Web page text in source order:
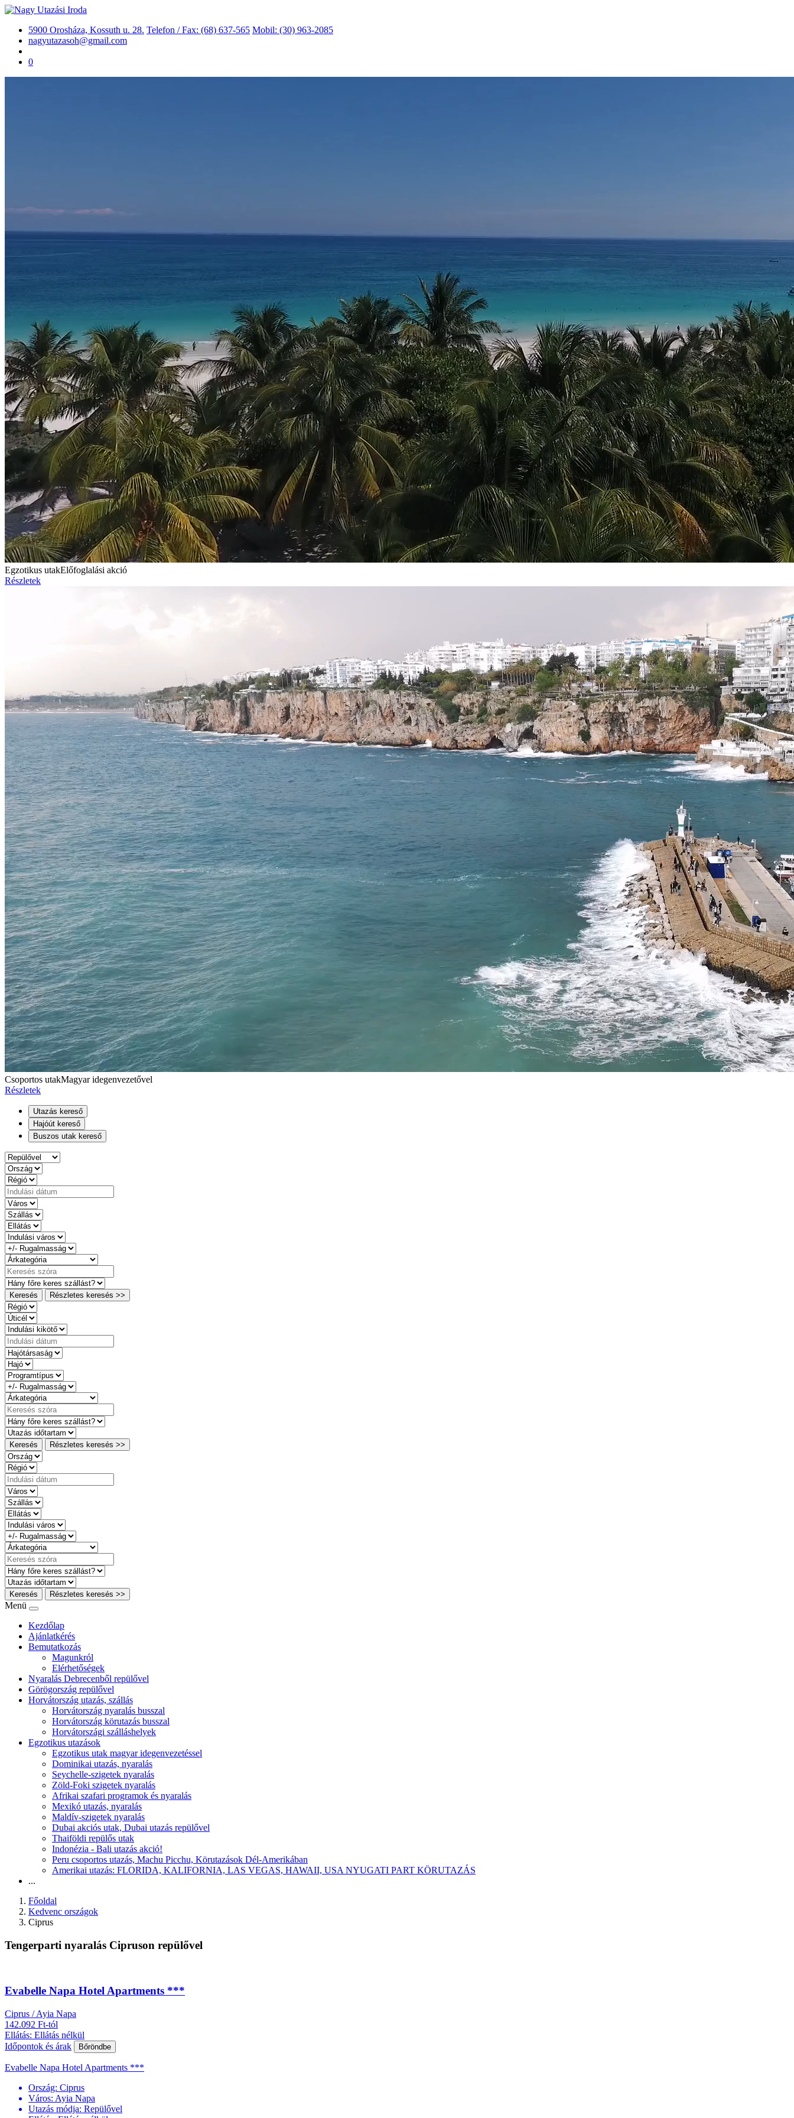
5900 Orosháza, Kossuth u. 28. Telefon / Fax: (68) 637-565 Mobil: (30) 963-2085
nagyutazasoh@gmail.com
0
Egzotikus utakElőfoglalási akció
Részletek
Csoportos utakMagyar idegenvezetővel
Részletek
Utazás kereső
Hajóút kereső
Buszos utak kereső
Keresés Részletes keresés >>
Keresés Részletes keresés >>
Keresés Részletes keresés >>
Menü
Kezdőlap
Ajánlatkérés
Bemutatkozás
Magunkról
Elérhetőségek
Nyaralás Debrecenből repülővel
Görögország repülővel
Horvátország utazás, szállás
Horvátország nyaralás busszal
Horvátország körutazás busszal
Horvátországi szálláshelyek
Egzotikus utazások
Egzotikus utak magyar idegenvezetéssel
Dominikai utazás, nyaralás
Seychelle-szigetek nyaralás
Zöld-Foki szigetek nyaralás
Afrikai szafari programok és nyaralás
Mexikó utazás, nyaralás
Maldív-szigetek nyaralás
Dubai akciós utak, Dubai utazás repülővel
Thaiföldi repülős utak
Indonézia - Bali utazás akció!
Peru csoportos utazás, Machu Picchu, Körutazások Dél-Amerikában
Amerikai utazás: FLORIDA, KALIFORNIA, LAS VEGAS, HAWAII, USA NYUGATI PART KÖRUTAZÁS
...
Főoldal
Kedvenc országok
Ciprus
Tengerparti nyaralás Cipruson repülővel
Evabelle Napa Hotel Apartments ***
Ciprus / Ayia Napa
142.092 Ft-tól
Ellátás: Ellátás nélkül
Időpontok és árak
Bőröndbe
Evabelle Napa Hotel Apartments ***
Ország: Ciprus
Város: Ayia Napa
Utazás módja: Repülővel